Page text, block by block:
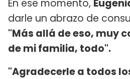
En ese momento,
darle un abrazo de
"Más allá de eso, muy
de mi familia, todo".
"Agradecerle a todos